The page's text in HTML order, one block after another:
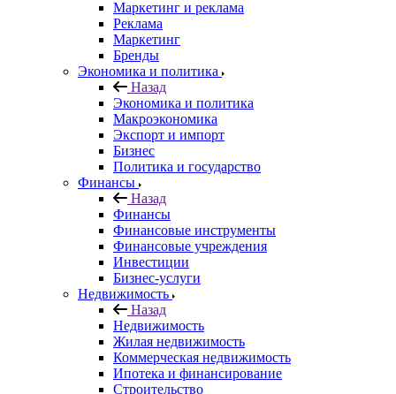
Маркетинг и реклама
Реклама
Маркетинг
Бренды
Экономика и политика
Назад
Экономика и политика
Макроэкономика
Экспорт и импорт
Бизнес
Политика и государство
Финансы
Назад
Финансы
Финансовые инструменты
Финансовые учреждения
Инвестиции
Бизнес-услуги
Недвижимость
Назад
Недвижимость
Жилая недвижимость
Коммерческая недвижимость
Ипотека и финансирование
Строительство